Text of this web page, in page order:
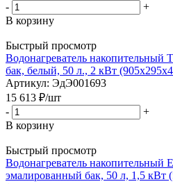
-
+
В корзину
Быстрый просмотр
Водонагреватель
бак, белый, 50 л., 2 кВт
Артикул: ЭдЭ001693
15 613 ₽/шт
-
+
В корзину
Быстрый просмотр
Водонагреватель накопительный
эмалированный бак, 50 л, 1,5 кВт